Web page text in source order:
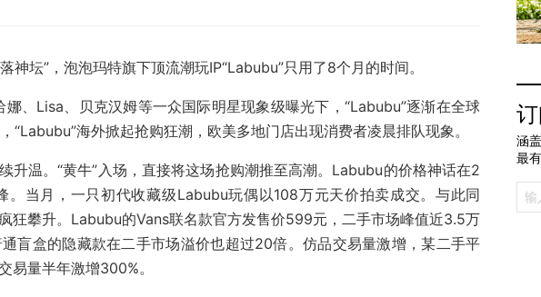
神坛”，泡泡玛特旗下顶流潮玩IP“Labubu”只用了8个月的时间。
、Lisa、贝克汉姆等一众国际明星现象级曝光下，“Labubu”逐渐在全球
“Labubu”海外掀起抢购狂潮，欧美多地门店出现消费者凌晨排队现象。
升温。“黄牛”入场，直接将这场抢购潮推至高潮。Labubu的价格神话在2
。当月，一只初代收藏级Labubu玩偶以108万元天价拍卖成交。与此同
狂攀升。Labubu的Vans联名款官方发售价599元，二手市场峰值近3.5万
盲盒的隐藏款在二手市场溢价也超过20倍。仿品交易量激增，某二手平
易量半年激增300%。
涵
最